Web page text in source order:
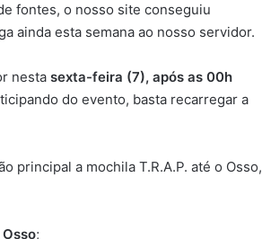
fontes, o nosso site conseguiu
ainda esta semana ao nosso servidor.
nesta sexta-feira (7), após as 00h
do evento, basta recarregar a
principal a mochila T.R.A.P. até o Osso,
;